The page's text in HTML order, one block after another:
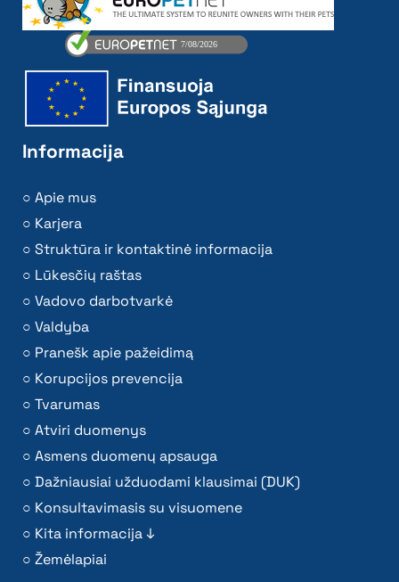
Informacija
Apie mus
Karjera
Struktūra ir kontaktinė informacija
Lūkesčių raštas
Vadovo darbotvarkė
Valdyba
Pranešk apie pažeidimą
Korupcijos prevencija
Tvarumas
Atviri duomenys
Asmens duomenų apsauga
Dažniausiai užduodami klausimai (DUK)
Konsultavimasis su visuomene
Kita informacija ↓
Žemėlapiai